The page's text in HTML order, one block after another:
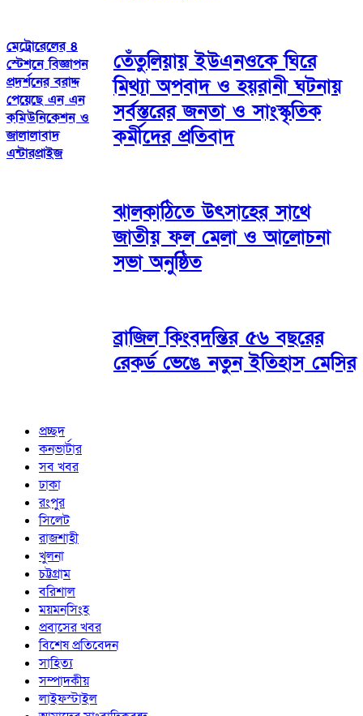
মেট্রোরেলের ৪
স্টেশনে বিজ্ঞাপন
প্রদর্শনের বরাদ্দ
পেয়েছে এন এন
কমিউনিকেশন ও
জালালাবাদ
এন্টারপ্রাইজ
তেঁতুলিয়ায় ইউএনওকে ঘিরে
মিথ্যা অপবাদ ও হয়রানী ঘটনায়
সর্বস্তরের জনতা ও সাংস্কৃতিক
কর্মীদের প্রতিবাদ
ঝালকাঠিতে উৎসাহের সাথে
জাতীয় ফল মেলা ও আলোচনা
সভা অনুষ্ঠিত
ব্রাজিল কিংবদন্তির ৫৬ বছরের
রেকর্ড ভেঙে নতুন ইতিহাস মেসির
প্রচ্ছদ
কনভার্টার
সব খবর
ঢাকা
রংপুর
সিলেট
রাজশাহী
খুলনা
চট্টগ্রাম
বরিশাল
ময়মনসিংহ
প্রবাসের খবর
বিশেষ প্রতিবেদন
সাহিত্য
সম্পাদকীয়
লাইফস্টাইল